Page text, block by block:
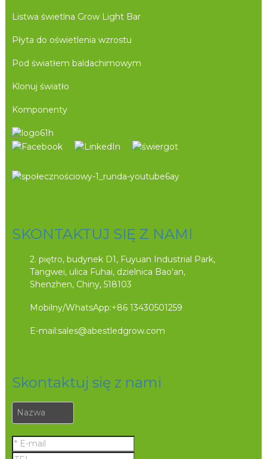
Listwa świetlna Grow Light Bar
Płyta do oświetlenia wzrostu
Pod światłem baldachimowym
Klonuj światło
Komponenty
SKONTAKTUJ SIĘ Z NAMI
2. piętro, budynek D1, Fuyuan Industrial Park,
Tangwei, ulica Fuhai, dzielnica Bao'an,
Shenzhen, Chiny, 518103
Mobilny/WhatsApp:+86 13430501259
E-mail:sales@abestledgrow.com
Skontaktuj się z nami